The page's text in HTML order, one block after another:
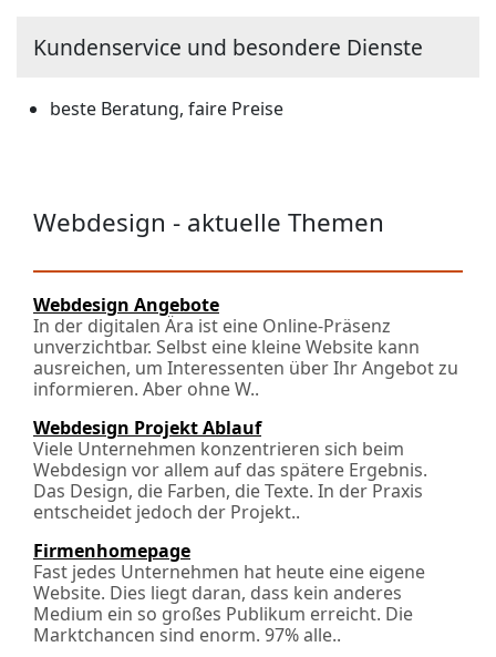
Kundenservice und besondere Dienste
beste Beratung, faire Preise
Webdesign - aktuelle Themen
Webdesign Angebote
In der digitalen Ära ist eine Online-Präsenz
unverzichtbar. Selbst eine kleine Website kann
ausreichen, um Interessenten über Ihr Angebot zu
informieren. Aber ohne W..
Webdesign Projekt Ablauf
Viele Unternehmen konzentrieren sich beim
Webdesign vor allem auf das spätere Ergebnis.
Das Design, die Farben, die Texte. In der Praxis
entscheidet jedoch der Projekt..
Firmenhomepage
Fast jedes Unternehmen hat heute eine eigene
Website. Dies liegt daran, dass kein anderes
Medium ein so großes Publikum erreicht. Die
Marktchancen sind enorm. 97% alle..